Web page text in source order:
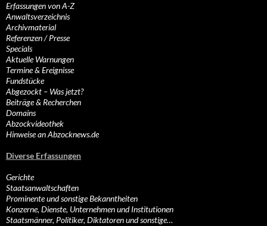
Erfassungen von A-Z
Anwaltsverzeichnis
Archivmaterial
Referenzen / Presse
Specials
Aktuelle Warnungen
Termine & Ereignisse
Fundstücke
Abgezockt – Was jetzt?
Beiträge & Recherchen
Domains
Abzockvideothek
Hinweise an Abzocknews.de
Diverse Erfassungen
Gerichte
Staatsanwaltschaften
Prominente und sonstige Bekanntheiten
Konzerne, Dienste, Unternehmen und Institutionen
Staatsmänner, Politiker, Diktatoren und sonstige…